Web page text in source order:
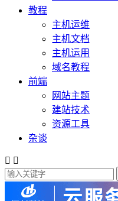
教程
主机运维
主机文档
主机运用
域名教程
前端
网站主题
建站技术
资源工具
杂谈
 